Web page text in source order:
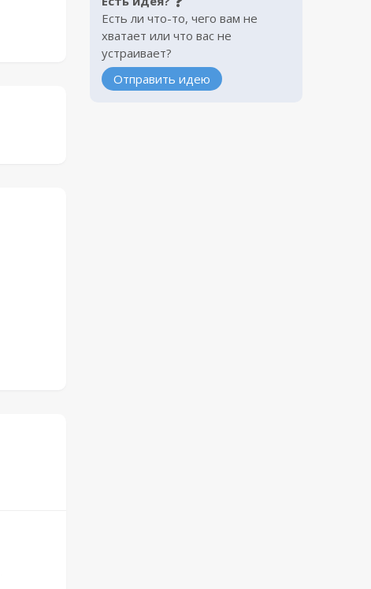
Есть ли что-то, чего вам не
хватает или что вас не
устраивает?
Отправить идею